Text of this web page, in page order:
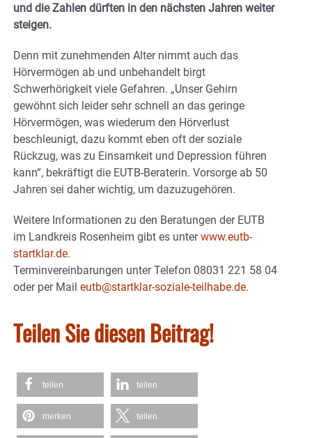
und die Zahlen dürften in den nächsten Jahren weiter
steigen.
Denn mit zunehmenden Alter nimmt auch das
Hörvermögen ab und unbehandelt birgt
Schwerhörigkeit viele Gefahren. „Unser Gehirn
gewöhnt sich leider sehr schnell an das geringe
Hörvermögen, was wiederum den Hörverlust
beschleunigt, dazu kommt eben oft der soziale
Rückzug, was zu Einsamkeit und Depression führen
kann“, bekräftigt die EUTB-Beraterin. Vorsorge ab 50
Jahren sei daher wichtig, um dazuzugehören.
Weitere Informationen zu den Beratungen der EUTB
im Landkreis Rosenheim gibt es unterwww.eutb-
startklar.de.
Terminvereinbarungen unter Telefon 08031 221 58 04
oder per Mail eutb@startklar-soziale-teilhabe.de.
Teilen Sie diesen Beitrag!
teilen teilen
merken teilen